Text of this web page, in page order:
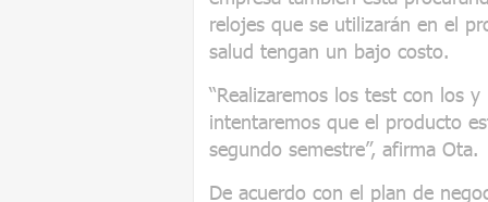
relojes que se utilizarán en el
salud tengan un bajo costo.
“Realizaremos los test con los
intentaremos que el producto
segundo semestre”, afirma Ota.
De acuerdo con el plan de